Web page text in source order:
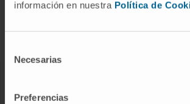
información en nuestra Política de
Necesarias
Preferencias
Campus of the Universidad de Navarra